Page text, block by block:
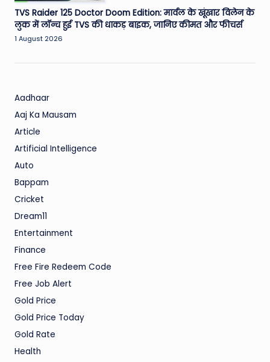
TVS Raider 125 Doctor Doom Edition: मार्वल के खूंखार विलेन के
लुक में लॉन्च हुई TVS की धाकड़ बाइक, जानिए कीमत और फीचर्स
1 August 2026
Aadhaar
Aaj Ka Mausam
Article
Artificial Intelligence
Auto
Bappam
Cricket
Dream11
Entertainment
Finance
Free Fire Redeem Code
Free Job Alert
Gold Price
Gold Price Today
Gold Rate
Health